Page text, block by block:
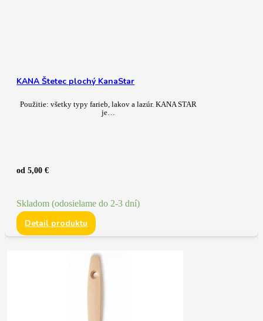
KANA Štetec plochý KanaStar
Použitie: všetky typy farieb, lakov a lazúr. KANA STAR
je…
od5,00€
Skladom (odosielame do 2-3 dní)
Detail produktu